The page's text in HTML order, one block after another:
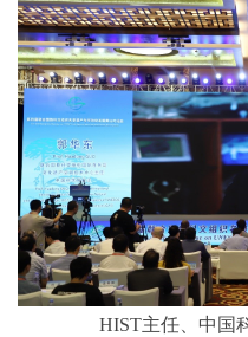
HIST主任、中国